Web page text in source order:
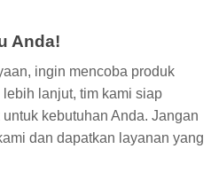
Anda!
ingin mencoba produk
lanjut, tim kami siap
kebutuhan Anda. Jangan
dan dapatkan layanan yang